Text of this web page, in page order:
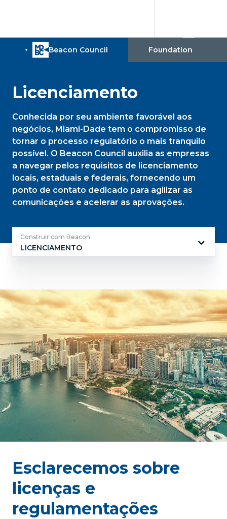
Licenciamento
Conhecida por seu ambiente favorável aos
negócios, Miami-Dade tem o compromisso de
tornar o processo regulatório o mais tranquilo
possível. O Beacon Council auxilia as empresas
a navegar pelos requisitos de licenciamento
locais, estaduais e federais, fornecendo um
ponto de contato dedicado para agilizar as
comunicações e acelerar as aprovações.
Construir com Beacon
LICENCIAMENTO
Esclarecemos sobre
licenças e
regulamentações